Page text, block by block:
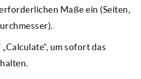
Maße ein (Seiten,
um sofort das